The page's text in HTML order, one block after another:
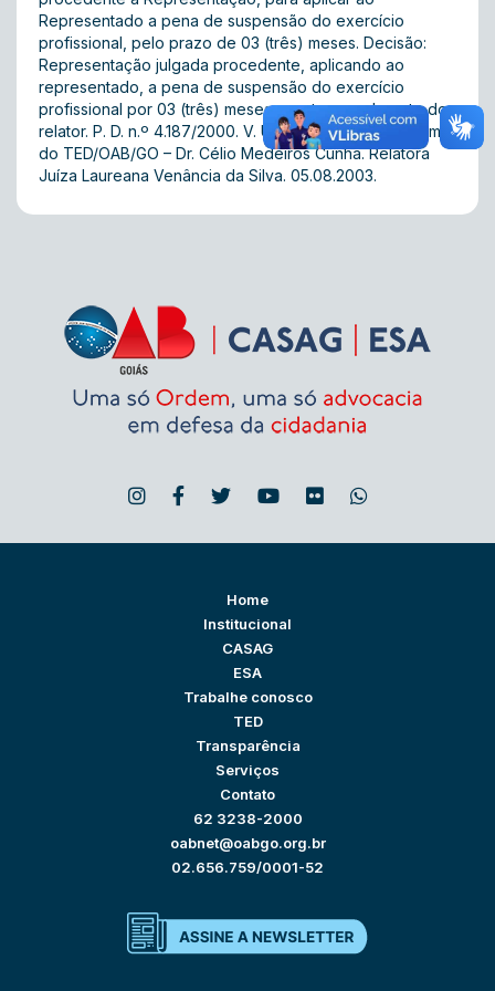
Representado a pena de suspensão do exercício
profissional, pelo prazo de 03 (três) meses. Decisão:
Representação julgada procedente, aplicando ao
representado, a pena de suspensão do exercício
profissional por 03 (três) meses, nos termos do voto do
relator. P. D. n.º 4.187/2000. V. U. Presidente da 1ª Turma
do TED/OAB/GO – Dr. Célio Medeiros Cunha. Relatora 
Juíza Laureana Venância da Silva. 05.08.2003.
Home
Institucional
CASAG
ESA
Trabalhe conosco
TED
Transparência
Serviços
Contato
62 3238-2000
oabnet@oabgo.org.br
02.656.759/0001-52